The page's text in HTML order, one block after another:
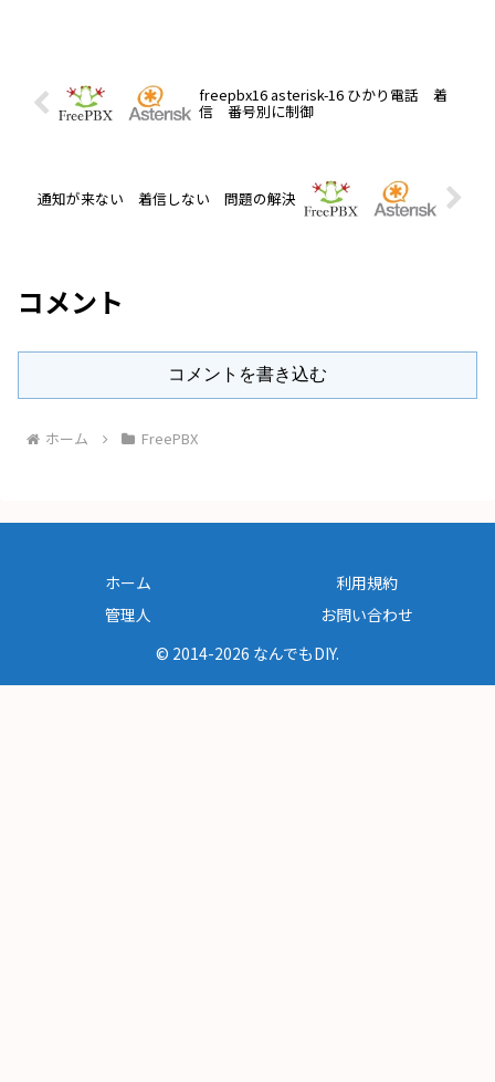
freepbx16 asterisk-16 ひかり電話 着
信 番号別に制御
通知が来ない 着信しない 問題の解決
コメント
コメントを書き込む
ホーム FreePBX
ホーム
利用規約
管理人
お問い合わせ
© 2014-2026 なんでもDIY.